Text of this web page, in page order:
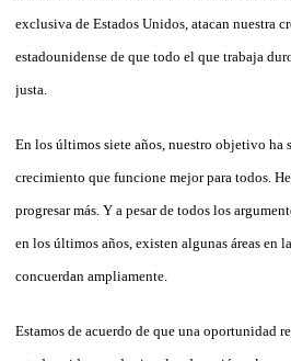
exclusiva de Estados Unidos, atacan nuestra
estadounidense de que todo el que trabaja
justa.
En los últimos siete años, nuestro objetivo ha
crecimiento que funcione mejor para todos.
progresar más. Y a pesar de todos los
en los últimos años, existen algunas áreas en
concuerdan ampliamente.
Estamos de acuerdo de que una oportunidad